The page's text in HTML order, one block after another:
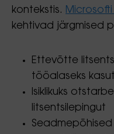
kontekstis.
kehtivad järgmised
Ettevõtte
tööalaseks
Isiklikuks
litsentsilepingut